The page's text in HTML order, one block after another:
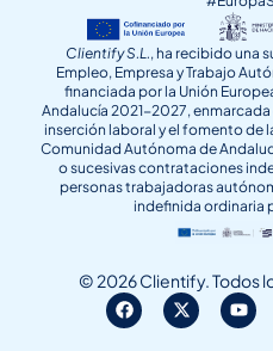
Clientify S.L., ha recibido una
Empleo, Empresa y Trabajo
financiada por la Unión
Andalucía 2021-2027, enmarcada
inserción laboral y el fomento de
Comunidad Autónoma de
o sucesivas contrataciones
personas trabajadoras
indefinida ordinaria
© 2026 Clientify. Todos